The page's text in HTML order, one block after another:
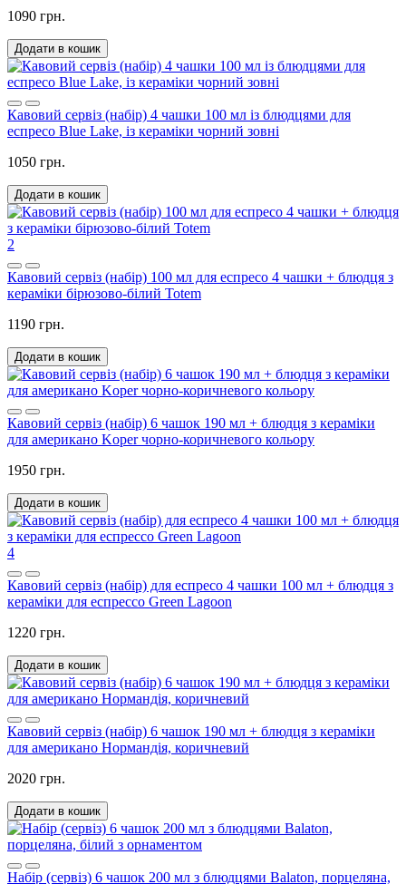
1090 грн.
Додати в кошик
Кавовий сервіз (набір) 4 чашки 100 мл із блюдцями для
еспресо Blue Lake, із кераміки чорний зовні
1050 грн.
Додати в кошик
2
Кавовий сервіз (набір) 100 мл для еспресо 4 чашки + блюдця з
кераміки бірюзово-білий Totem
1190 грн.
Додати в кошик
Кавовий сервіз (набір) 6 чашок 190 мл + блюдця з кераміки
для американо Koper чорно-коричневого кольору
1950 грн.
Додати в кошик
4
Кавовий сервіз (набір) для еспресо 4 чашки 100 мл + блюдця з
кераміки для еспрессо Green Lagoon
1220 грн.
Додати в кошик
Кавовий сервіз (набір) 6 чашок 190 мл + блюдця з кераміки
для американо Нормандія, коричневий
2020 грн.
Додати в кошик
Набір (сервіз) 6 чашок 200 мл з блюдцями Balaton, порцеляна,